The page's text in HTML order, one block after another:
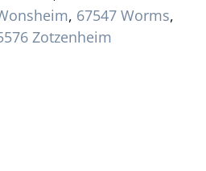
, 67547 Worms,
Zotzenheim